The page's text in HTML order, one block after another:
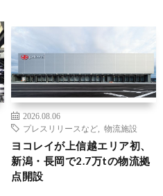
2026.08.06
プレスリリースなど
物流施設
ヨコレイが上信越エリア初、
新潟・長岡で2.7万tの物流拠
点開設